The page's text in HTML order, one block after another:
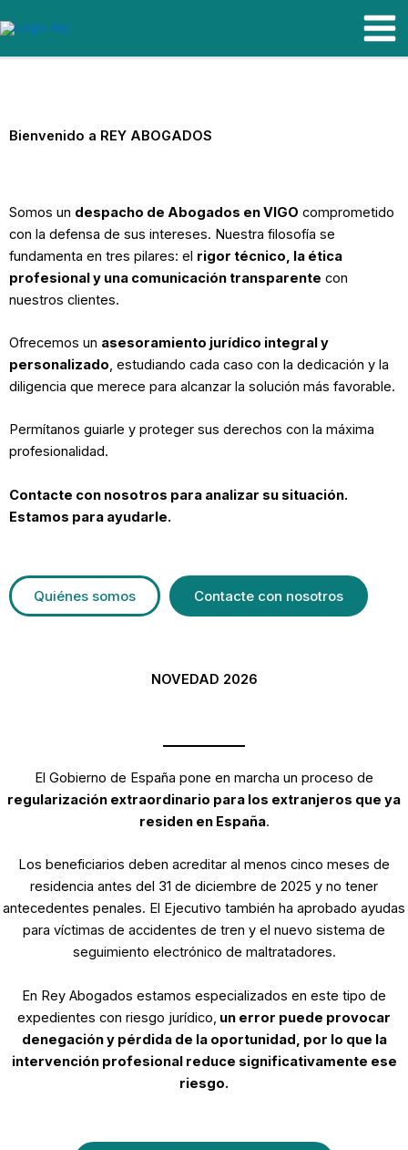
al
contenido
Bienvenido a REY ABOGADOS
Somos un despacho de Abogados en VIGO comprometido
con la defensa de sus intereses. Nuestra filosofía se
fundamenta en tres pilares: el rigor técnico, la ética
profesional y una comunicación transparente con
nuestros clientes.
Ofrecemos un asesoramiento jurídico integral y
personalizado, estudiando cada caso con la dedicación y la
diligencia que merece para alcanzar la solución más favorable.
Permítanos guiarle y proteger sus derechos con la máxima
profesionalidad.
Contacte con nosotros para analizar su situación.
Estamos para ayudarle.
Quiénes somos Contacte con nosotros
NOVEDAD 2026
El Gobierno de España pone en marcha un proceso de
regularización extraordinario para los extranjeros que ya
residen en España.
Los beneficiarios deben acreditar al menos cinco meses de
residencia antes del 31 de diciembre de 2025 y no tener
antecedentes penales. El Ejecutivo también ha aprobado ayudas
para víctimas de accidentes de tren y el nuevo sistema de
seguimiento electrónico de maltratadores.
En Rey Abogados estamos especializados en este tipo de
expedientes con riesgo jurídico, un error puede provocar
denegación y pérdida de la oportunidad, por lo que la
intervención profesional reduce significativamente ese
riesgo.